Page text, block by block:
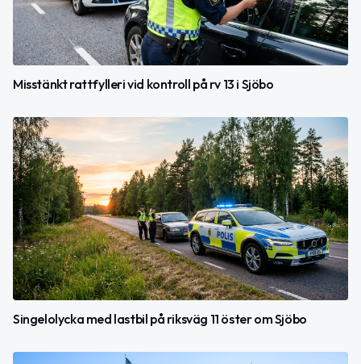
Misstänkt rattfylleri vid kontroll på rv 13 i Sjöbo
Singelolycka med lastbil på riksväg 11 öster om Sjöbo